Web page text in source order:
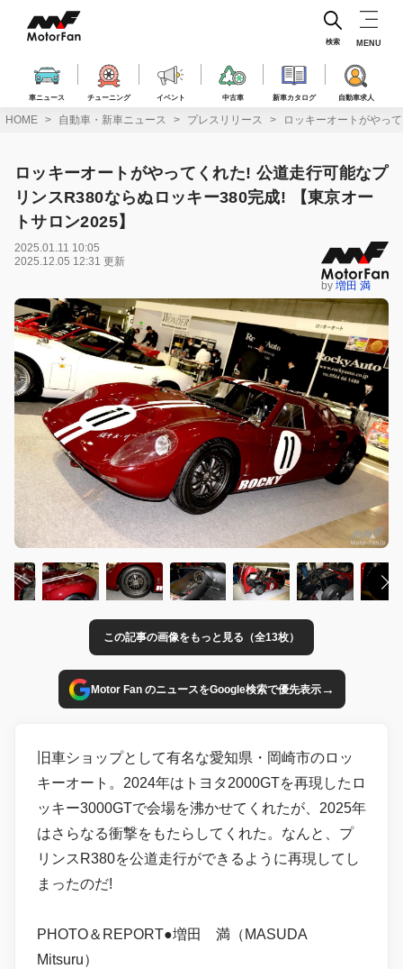
ス
車ニュース チューニング イベント 中古車 新車カタログ 自動車求人
検索 MENU
HOME 自動車・新車ニュース プレスリリース ロッキーオートがやっ
ロッキーオートがやってくれた! 公道走行可能なプ
リンスR380ならぬロッキー380完成! 【東京オー
トサロン2025】
2025.01.11 10:05
2025.12.05 12:31 更新
by 増田 満
この記事の画像をもっと見る（全13枚）
Motor Fan のニュースをGoogle検索で優先表示→
旧車ショップとして有名な愛知県・岡崎市のロッ
キーオート。2024年はトヨタ2000GTを再現したロ
ッキー3000GTで会場を沸かせてくれたが、2025年
はさらなる衝撃をもたらしてくれた。なんと、プ
リンスR380を公道走行ができるように再現してし
まったのだ!
PHOTO＆REPORT●増田 満（MASUDA
Mitsuru）